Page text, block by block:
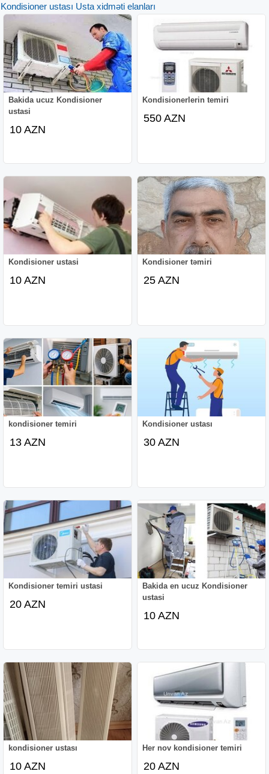
Kondisioner ustası Usta xidməti elanları
Bakida ucuz Kondisioner
ustasi
10 AZN
Kondisionerlerin temiri
550 AZN
Kondisioner ustasi
10 AZN
Kondisioner təmiri
25 AZN
kondisioner temiri
13 AZN
Kondisioner ustası
30 AZN
Kondisioner temiri ustasi
20 AZN
Bakida en ucuz Kondisioner
ustasi
10 AZN
kondisioner ustası
10 AZN
Her nov kondisioner temiri
20 AZN